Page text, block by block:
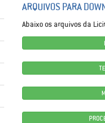
ARQUIVOS PARA
Abaixo os arquivos da